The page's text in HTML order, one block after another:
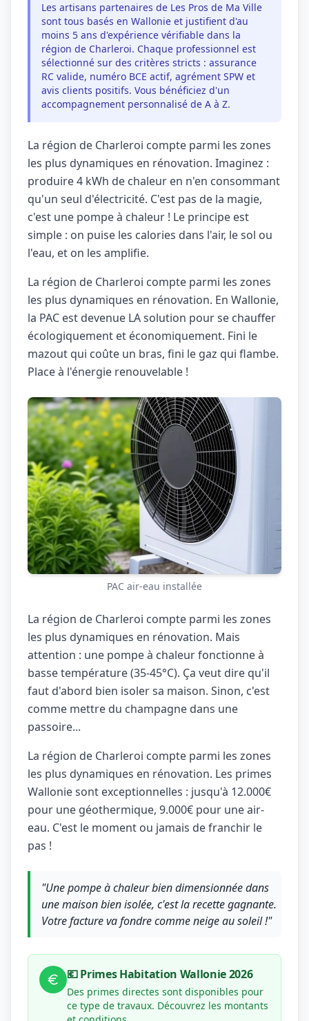
Les artisans partenaires de Les Pros de Ma Ville
sont tous basés en Wallonie et justifient d'au
moins 5 ans d'expérience vérifiable dans la
région de Charleroi. Chaque professionnel est
sélectionné sur des critères stricts : assurance
RC valide, numéro BCE actif, agrément SPW et
avis clients positifs. Vous bénéficiez d'un
accompagnement personnalisé de A à Z.
La région de Charleroi compte parmi les zones
les plus dynamiques en rénovation. Imaginez :
produire 4 kWh de chaleur en n'en consommant
qu'un seul d'électricité. C'est pas de la magie,
c'est une pompe à chaleur ! Le principe est
simple : on puise les calories dans l'air, le sol ou
l'eau, et on les amplifie.
La région de Charleroi compte parmi les zones
les plus dynamiques en rénovation. En Wallonie,
la PAC est devenue LA solution pour se chauffer
écologiquement et économiquement. Fini le
mazout qui coûte un bras, fini le gaz qui flambe.
Place à l'énergie renouvelable !
PAC air-eau installée
La région de Charleroi compte parmi les zones
les plus dynamiques en rénovation. Mais
attention : une pompe à chaleur fonctionne à
basse température (35-45°C). Ça veut dire qu'il
faut d'abord bien isoler sa maison. Sinon, c'est
comme mettre du champagne dans une
passoire...
La région de Charleroi compte parmi les zones
les plus dynamiques en rénovation. Les primes
Wallonie sont exceptionnelles : jusqu'à 12.000€
pour une géothermique, 9.000€ pour une air-
eau. C'est le moment ou jamais de franchir le
pas !
"Une pompe à chaleur bien dimensionnée dans
une maison bien isolée, c'est la recette gagnante.
Votre facture va fondre comme neige au soleil !"
💶 Primes Habitation Wallonie 2026
Des primes directes sont disponibles pour
ce type de travaux. Découvrez les montants